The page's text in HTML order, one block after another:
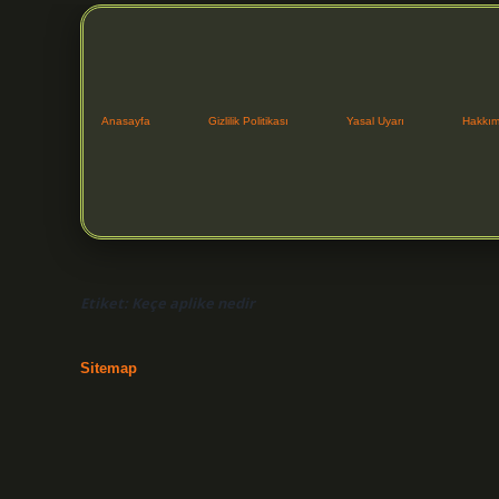
Anasayfa Gizlilik Politikası Yasal Uyarı
Etiket: Keçe aplike nedir
Sitemap